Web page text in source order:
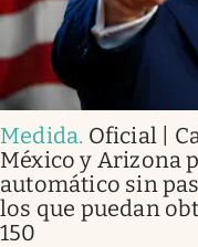
Medida. Oficial |
México y Arizona
automático sin
los que puedan
150